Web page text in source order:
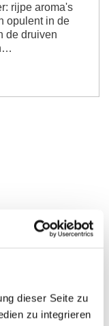
dieser Seite zu
zu integrieren
rijpe aroma's
opulent in de
de druiven
fonteinhuisje
Hessen